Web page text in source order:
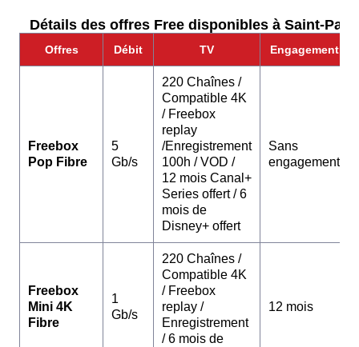
Détails des offres Free disponibles à Saint-
Offres Débit TV Engagement
Freebox
Pop Fibre
5
Gb/s
220 Chaînes /
Compatible 4K
/ Freebox
replay
/Enregistrement
100h / VOD /
12 mois Canal+
Series offert / 6
mois de
Disney+ offert
Sans
engagement
Freebox
Mini 4K
Fibre
1
Gb/s
220 Chaînes /
Compatible 4K
/ Freebox
replay /
Enregistrement
/ 6 mois de
12 mois